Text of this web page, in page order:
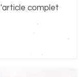
complet